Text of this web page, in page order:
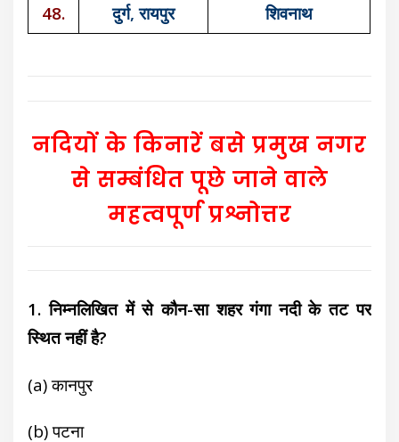
48.
दुर्ग, रायपुर शिवनाथ
नदियों के किनारें बसे प्रमुख नगर
से सम्बंधित पूछे जाने वाले
महत्वपूर्ण प्रश्नोत्तर
1. निम्नलिखित में से कौन-सा शहर गंगा नदी के तट पर
स्थित नहीं है?
(a) कानपुर
(b) पटना